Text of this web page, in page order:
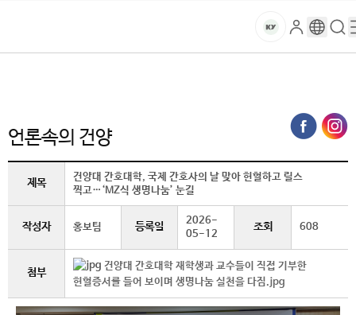
건
대
학
교
마
로
그
구
글
검
색
메
뉴
언론속의 건양
제목
건양대 간호대학, 국제 간호사의 날 맞아 헌혈하고 릴스
찍고…‘MZ식 생명나눔’ 눈길
작성자 홍보팀 등록일
2026-
05-12
조회 608
첨부
건양대 간호대학 재학생과 교수들이 직접 기부한
헌혈증서를 들어 보이며 생명나눔 실천을 다짐.jpg